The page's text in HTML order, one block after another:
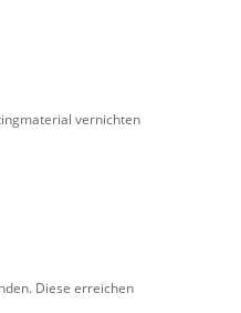
vernichten
Diese erreichen